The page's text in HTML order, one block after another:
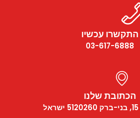
התקשרו עכשיו
03-617-6888
הכתובת שלנו